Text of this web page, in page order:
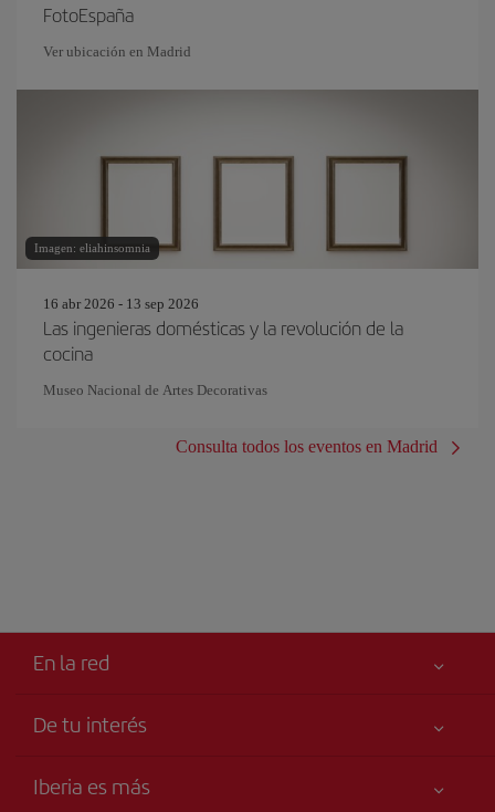
FotoEspaña
Ver ubicación en Madrid
Imagen: eliahinsomnia
16 abr 2026 - 13 sep 2026
Las ingenieras domésticas y la revolución de la
cocina
Museo Nacional de Artes Decorativas
Consulta todos los eventos en Madrid
En la red
De tu interés
Accesibilidad
Iberia es más